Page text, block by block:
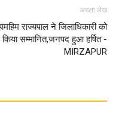
अगला लेख
राज्यपाल ने जिलाधिकारी को
किया सम्मानित,जनपद हुआ हर्षित -
MIRZAPUR